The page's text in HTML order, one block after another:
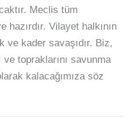
Meclis tüm
hazırdır. Vilayet halkının
ve kader savaşıdır. Biz,
topraklarını savunma
kalacağımıza söz